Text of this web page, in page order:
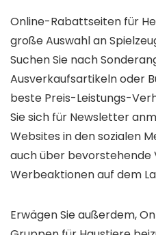
Online-Rabattseiten für
große Auswahl an
Suchen Sie nach
Ausverkaufsartikeln oder
beste Preis-Leistungs-
Sie sich für Newsletter
Websites in den sozialen
auch über bevorstehende
Werbeaktionen auf dem
Erwägen Sie außerdem,